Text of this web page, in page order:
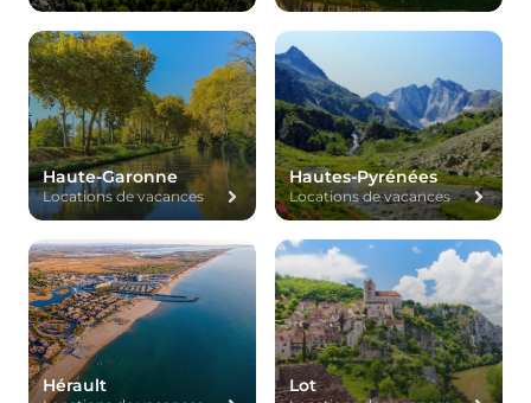
Haute-Garonne
Locations de vacances
Hautes-Pyrénées
Locations de vacances
Hérault Lot